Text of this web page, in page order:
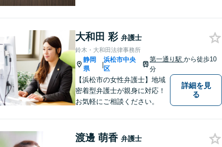
大和田 彩 弁護士
鈴木・大和田法律事務所
静岡
県
|
浜松市中央
区
第一通り駅 から徒歩10
分
【浜松市の女性弁護士】地域
密着型弁護士が親身に対応！
お気軽にご相談ください。
詳細を見
る
渡邊 萌香 弁護士